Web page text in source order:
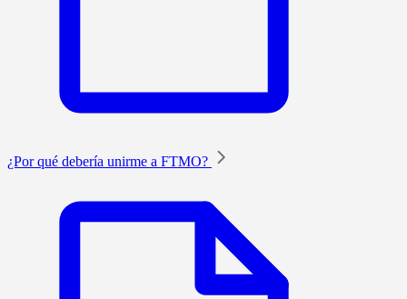
¿Por qué debería unirme a FTMO?